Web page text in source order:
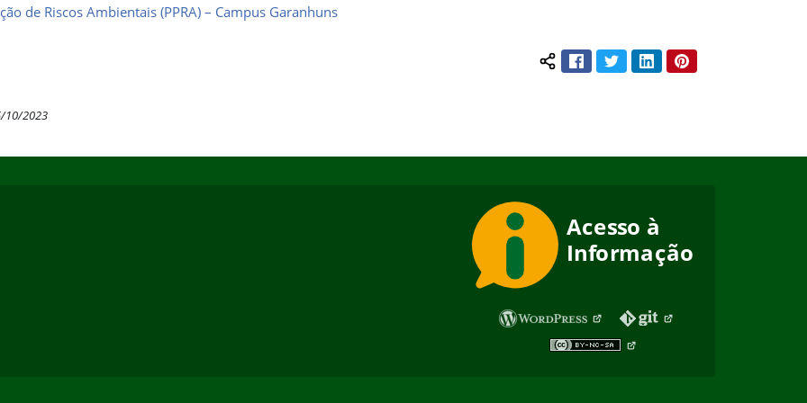
de Riscos Ambientais (PPRA) – Campus Garanhuns
Compartilhar conteúdo:
FacebookTwitterLinkedInPinterest
10/2023